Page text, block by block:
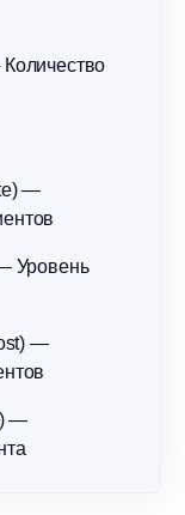
—
Уровень
—
—